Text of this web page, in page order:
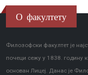
О факултету
Филозофски факултет је
почеци сежу у 1838. годину
основан Лицеј. Данас је